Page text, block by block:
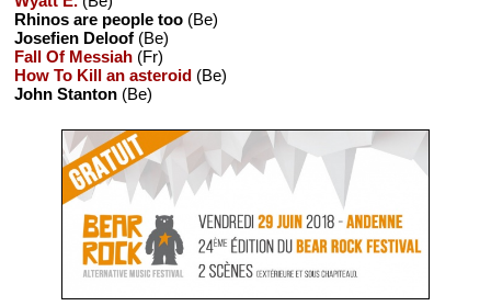
Rhinos are people too (Be)
Josefien Deloof (Be)
Fall Of Messiah (Fr)
How To Kill an asteroid (Be)
John Stanton (Be)